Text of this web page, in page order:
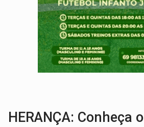
ENCONTRO:Amazônia Negra
PREVISÃO:Porto Velho tem
SINDICATOS UNIDOS:
PROCESSO SELETIVO:
HERANÇA: Conheça